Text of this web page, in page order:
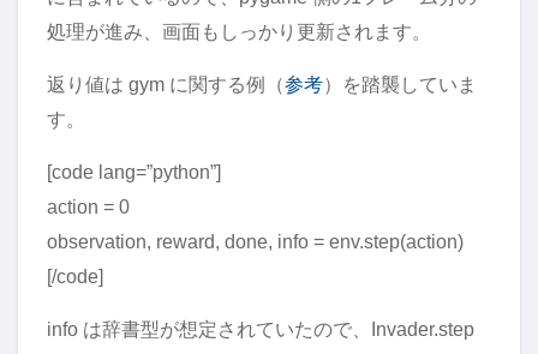
処理が進み、画面もしっかり更新されます。
返り値は gym に関する例（参考）を踏襲していま
す。
[code lang=”python”]
action = 0
observation, reward, done, info = env.step(action)
[/code]
info は辞書型が想定されていたので、Invader.step